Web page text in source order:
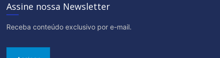
Assine nossa Newsletter
Receba conteúdo exclusivo por e-mail.